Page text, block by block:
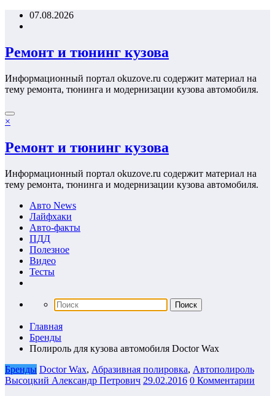
Перейти07.08.2026
Ремонт и тюнинг кузова
Информационный портал okuzove.ru содержит материал на
тему ремонта, тюнинга и модернизации кузова автомобиля.
×
Ремонт и тюнинг кузова
Информационный портал okuzove.ru содержит материал на
тему ремонта, тюнинга и модернизации кузова автомобиля.
Авто News
Лайфхаки
Авто-факты
ПДД
Полезное
Видео
Тесты
Главная
Бренды
Полироль для кузова автомобиля Doctor Wax
Бренды Doctor Wax, Абразивная полировка, Автополироль
Высоцкий Александр Петрович 29.02.2016 0 Комментарии